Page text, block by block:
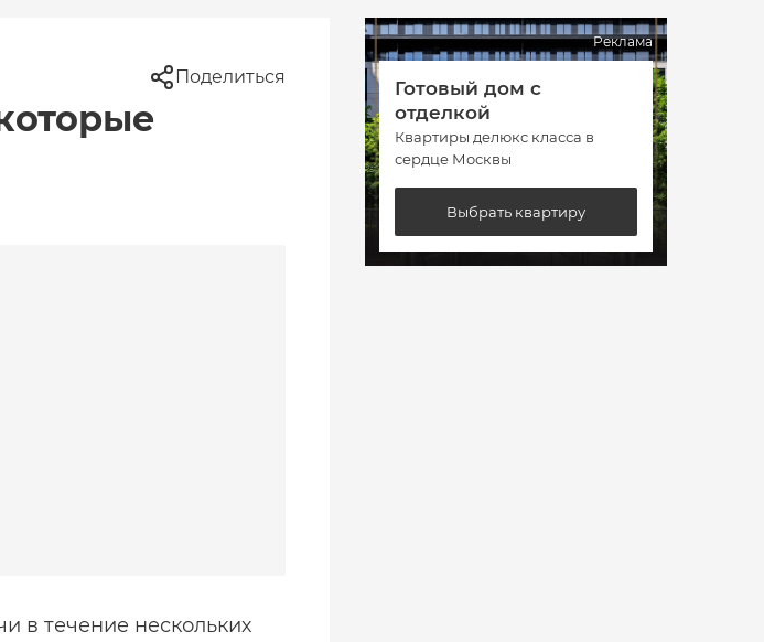
Поделиться
в течение нескольких
Реклама
Готовый дом с
отделкой
Квартиры делюкс класса в
сердце Москвы
Выбрать квартиру